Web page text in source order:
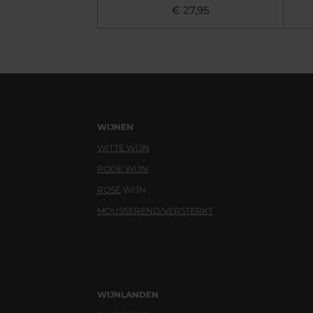
€ 27,95
WIJNEN
WITTE WIJN
RODE WIJN
ROSÉ WIJN
MOUSSEREND/VERSTERKT
WIJNLANDEN